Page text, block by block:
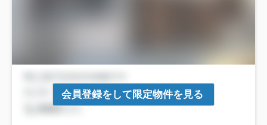
会員登録をして限定物件を見る